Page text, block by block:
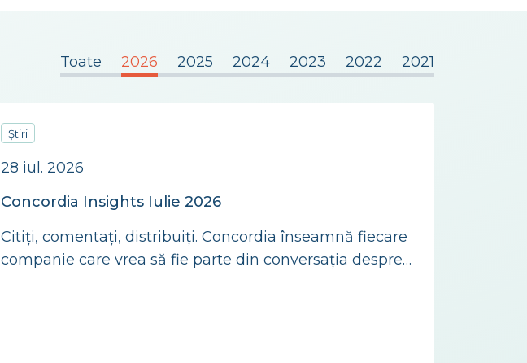
Toate 2026 2025 2024 2023 2022 2021
Știri
28 iul. 2026
Concordia Insights Iulie 2026
Citiți, comentați, distribuiți. Concordia înseamnă fiecare
companie care vrea să fie parte din conversația despre